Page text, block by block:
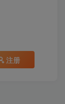
注册
注册